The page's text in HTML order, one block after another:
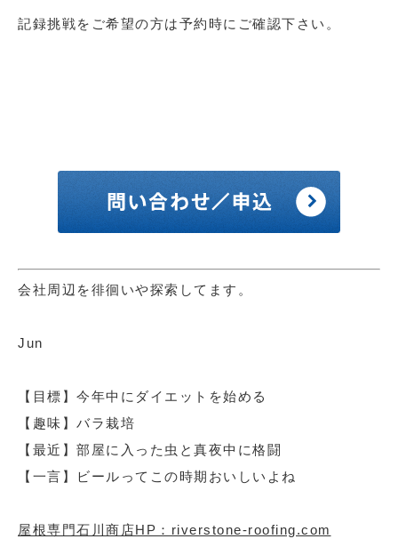
記録挑戦をご希望の方は予約時にご確認下さい。
会社周辺を徘徊いや探索してます。
Jun
【目標】今年中にダイエットを始める
【趣味】バラ栽培
【最近】部屋に入った虫と真夜中に格闘
【一言】ビールってこの時期おいしいよね
屋根専門石川商店HP：riverstone-roofing.com